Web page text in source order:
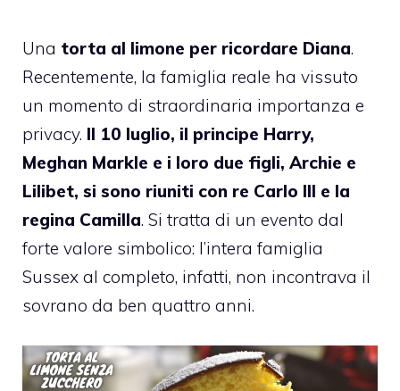
Una torta al limone per ricordare Diana.
Recentemente, la famiglia reale ha vissuto
un momento di straordinaria importanza e
privacy. Il 10 luglio, il principe Harry,
Meghan Markle e i loro due figli, Archie e
Lilibet, si sono riuniti con re Carlo III e la
regina Camilla. Si tratta di un evento dal
forte valore simbolico: l’intera famiglia
Sussex al completo, infatti, non incontrava il
sovrano da ben quattro anni.